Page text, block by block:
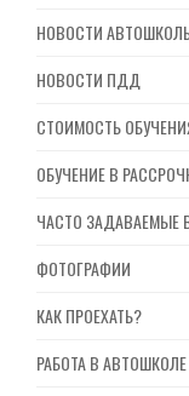
НОВОСТИ
НОВОСТИ ПДД
СТОИМОСТЬ
ОБУЧЕНИЕ В
ЧАСТО ЗАДАВАЕМЫЕ
ФОТОГРАФИИ
КАК ПРОЕХАТЬ?
РАБОТА В АВТОШКОЛЕ